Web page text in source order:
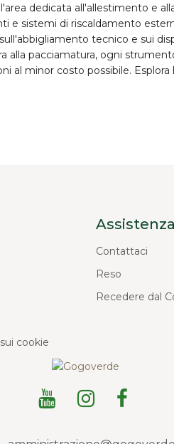
dedicata all'allestimento e
e sistemi di riscaldamento
abbigliamento tecnico e sui
alla pacciamatura, ogni
al minor costo possibile.
cookie
Assistenza
Contattaci
Reso
Recedere dal